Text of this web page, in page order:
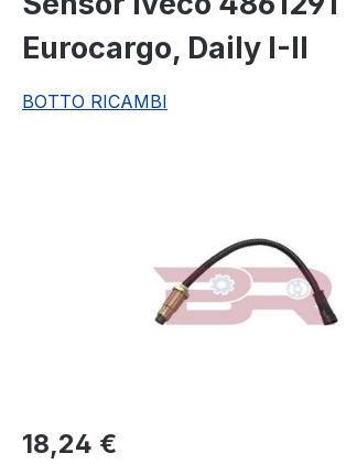
Eurocargo, Daily I-II
BOTTO RICAMBI
Regulärer Preis:
18,24 €